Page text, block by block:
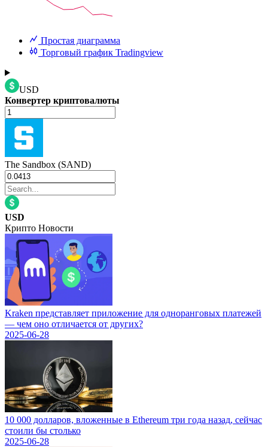
Простая диаграмма
Торговый график Tradingview
USD
Конвертер криптовалюты
The Sandbox (SAND)
USD
Крипто Новости
Kraken представляет приложение для одноранговых платежей
— чем оно отличается от других?
2025-06-28
10 000 долларов, вложенные в Ethereum три года назад, сейчас
стоили бы столько
2025-06-28